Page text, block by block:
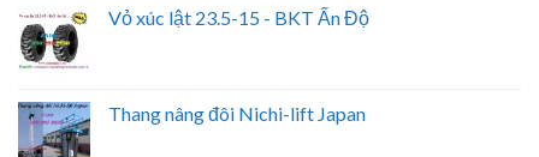
Vỏ xúc lật 23.5-15 - BKT Ấn Độ
Thang nâng đôi Nichi-lift Japan